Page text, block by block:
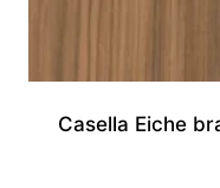
Casella Eiche